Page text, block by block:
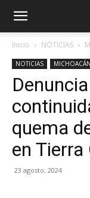
Inicio NOTICIAS
NOTICIAS MICHOACÁN
quema
en Tierra
23 agosto, 2024